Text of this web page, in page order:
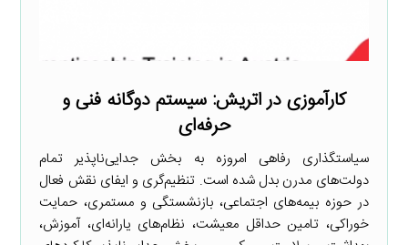
کارآموزی در اتریش: سیستم دوگانه فنی و
حرفه‌ای
سیاستگذاری رفاهی امروزه به بخش جدایی‌ناپذیر تمام
دولت‌های مدرن بدل شده است. تنظیم‌گری و ایفای نقش فعال
در حوزه بیمه‌های اجتماعی، بازنشستگی و مستمری، حمایت
خوراکی، تامین حداقل معیشت، نظام‌های یارانه‌ای، آموزش،